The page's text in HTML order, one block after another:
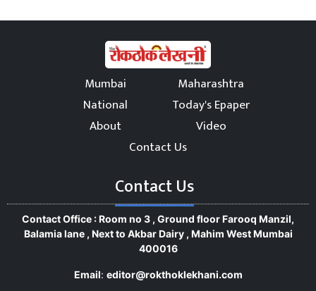
Mumbai
Maharashtra
National
Today's Epaper
About
Video
Contact Us
Contact Us
Contact Office : Room no 3 , Ground floor Farooq Manzil,
Balamia lane , Next to Akbar Dairy , Mahim West Mumbai
400016
Email: editor@rokthoklekhani.com